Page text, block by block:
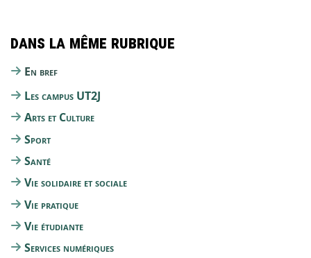
Dans la même rubrique
En bref
Les campus UT2J
Arts et Culture
Sport
Santé
Vie solidaire et sociale
Vie pratique
Vie étudiante
Services numériques